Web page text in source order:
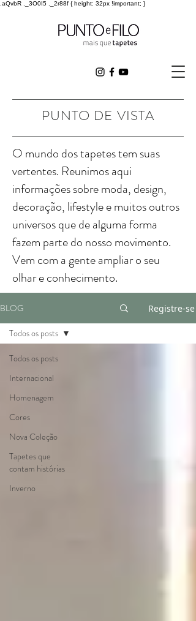
.aQvbR ._3O0I5 ._2r88f { height: 32px !important; }
PUNTO DE VISTA
O mundo dos tapetes tem suas
vertentes. Reunimos aqui
informações sobre moda, design,
decoração, lifestyle e muitos outros
universos que de alguma forma
fazem parte do nosso movimento.
Vem com a gente ampliar o seu
olhar e conhecimento.
BLOG Registre-se
Todos os posts
Internacional
Homenagem
Cores
Nova Coleção
Tapetes que
contam histórias
Inverno
Todos os posts